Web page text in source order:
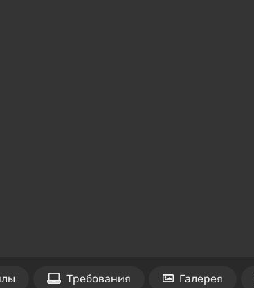
Требования Галерея